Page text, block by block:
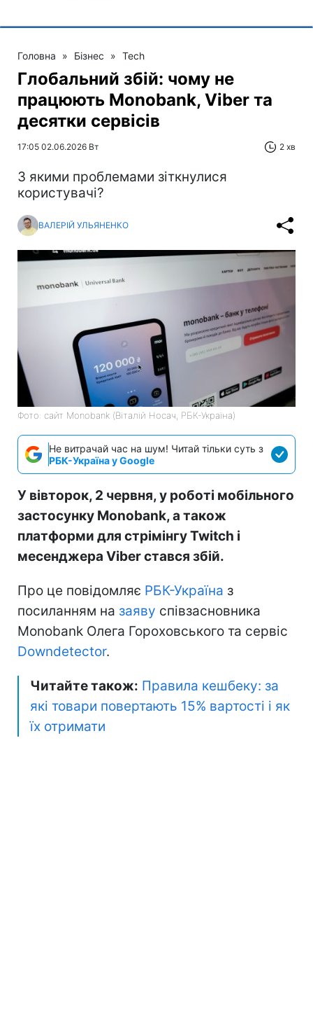
Головна » Бізнес » Tech
Глобальний збій: чому не
працюють Monobank, Viber та
десятки сервісів
17:05 02.06.2026 Вт 2 хв
З якими проблемами зіткнулися
користувачі?
ВАЛЕРІЙ УЛЬЯНЕНКО
Фото: сайт Monobank (Віталій Носач, РБК-Україна)
Не витрачай час на шум! Читай тільки суть з
РБК-Україна у Google
У вівторок, 2 червня, у роботі мобільного
застосунку Monobank, а також
платформи для стрімінгу Twitch і
месенджера Viber стався збій.
Про це повідомляє РБК-Україна з
посиланням на заяву співзасновника
Monobank Олега Гороховського та сервіс
Downdetector.
Читайте також: Правила кешбеку: за
які товари повертають 15% вартості і як
їх отримати